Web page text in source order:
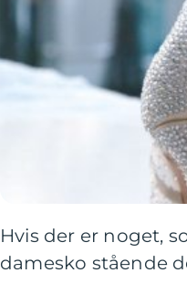
Hvis der er noget,
damesko stående